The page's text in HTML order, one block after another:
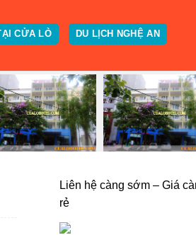
CỬA LÒ DU LỊCH NGHỆ AN
Liên hệ càng sớm – Giá
rẻ